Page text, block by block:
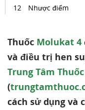
Nhược điểm
Thuốc Molukat 4
và điều trị hen
Trung Tâm
(
cách sử dụng và